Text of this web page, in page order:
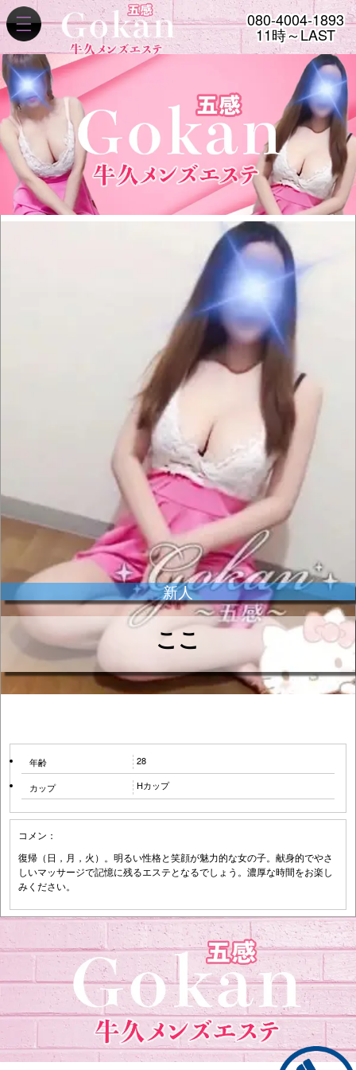
080-4004-1893
11時～LAST
新人
ここ
年齢 28
カップ Hカップ
コメン：
復帰（日，月，火）。明るい性格と笑顔が魅力的な女の子。献身的でやさ
しいマッサージで記憶に残るエステとなるでしょう。濃厚な時間をお楽し
みください。